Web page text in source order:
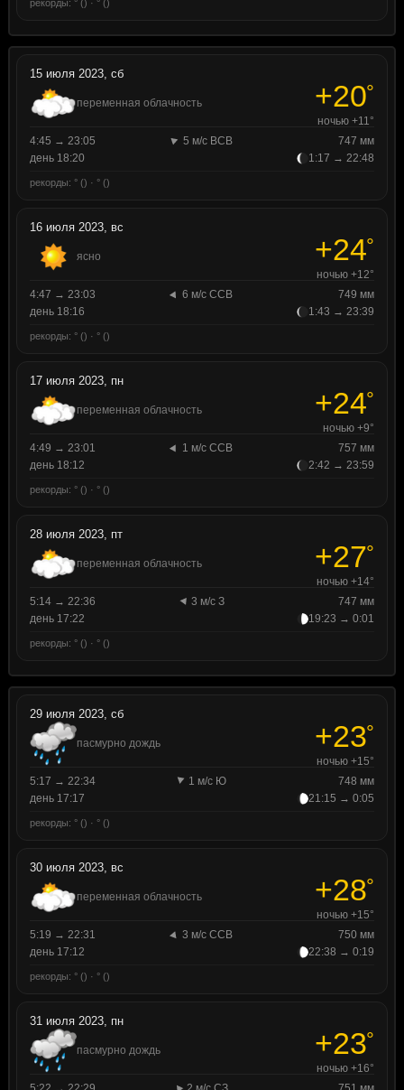
рекорды: ° () · ° ()
15 июля 2023, сб
переменная облачность +20°
ночью +11°
4:45 → 23:05
5 м/с ВСВ
747 мм
день 18:20
1:17 → 22:48
рекорды: ° () · ° ()
16 июля 2023, вс
ясно +24°
ночью +12°
4:47 → 23:03
6 м/с ССВ
749 мм
день 18:16
1:43 → 23:39
рекорды: ° () · ° ()
17 июля 2023, пн
переменная облачность +24°
ночью +9°
4:49 → 23:01
1 м/с ССВ
757 мм
день 18:12
2:42 → 23:59
рекорды: ° () · ° ()
28 июля 2023, пт
переменная облачность +27°
ночью +14°
5:14 → 22:36
3 м/с З
747 мм
день 17:22
19:23 → 0:01
рекорды: ° () · ° ()
29 июля 2023, сб
пасмурно дождь +23°
ночью +15°
5:17 → 22:34
1 м/с Ю
748 мм
день 17:17
21:15 → 0:05
рекорды: ° () · ° ()
30 июля 2023, вс
переменная облачность +28°
ночью +15°
5:19 → 22:31
3 м/с ССВ
750 мм
день 17:12
22:38 → 0:19
рекорды: ° () · ° ()
31 июля 2023, пн
пасмурно дождь +23°
ночью +16°